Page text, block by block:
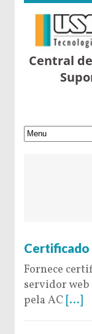
Central
Certificado
Fornece
servidor web
pela AC [...]